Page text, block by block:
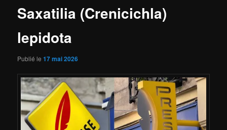
Saxatilia (Crenicichla)
lepidota
Publié le17 mai 2026